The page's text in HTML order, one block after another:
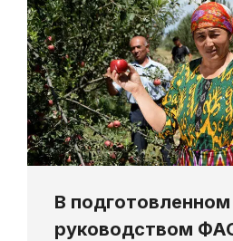
В
руководством